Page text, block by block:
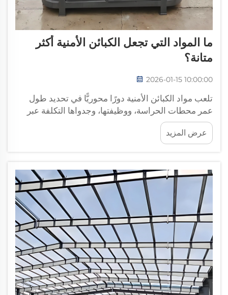
ما المواد التي تجعل الكبائن الأمنية أكثر
متانة؟
2026-01-15 10:00:00
تلعب مواد الكبائن الأمنية دورًا محوريًّا في تحديد طول
عمر محطات الحراسة، ووظيفتها، وجدواها التكلفة عبر
مختلف القطاعات الصناعية. وعند اختيار المواد الإنشائية
المناسبة لمواقع الأمن، فإن مدراء المرافق...
عرض المزيد